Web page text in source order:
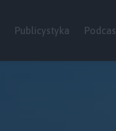
Publicystyka